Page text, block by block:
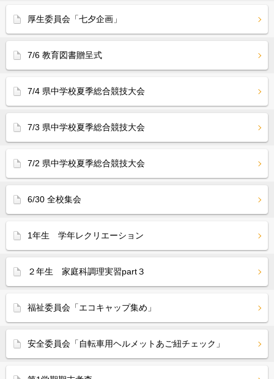
厚生委員会「七夕企画」
7/6 教育図書贈呈式
7/4 県中学校夏季総合競技大会
7/3 県中学校夏季総合競技大会
7/2 県中学校夏季総合競技大会
6/30 全校集会
1年生 学年レクリエーション
２年生 家庭科調理実習part３
福祉委員会「エコキャップ集め」
安全委員会「自転車用ヘルメットあご紐チェック」